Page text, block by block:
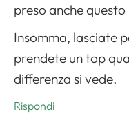
preso anche
Insomma, lasciate
prendete un top
differenza si vede.
Rispondi